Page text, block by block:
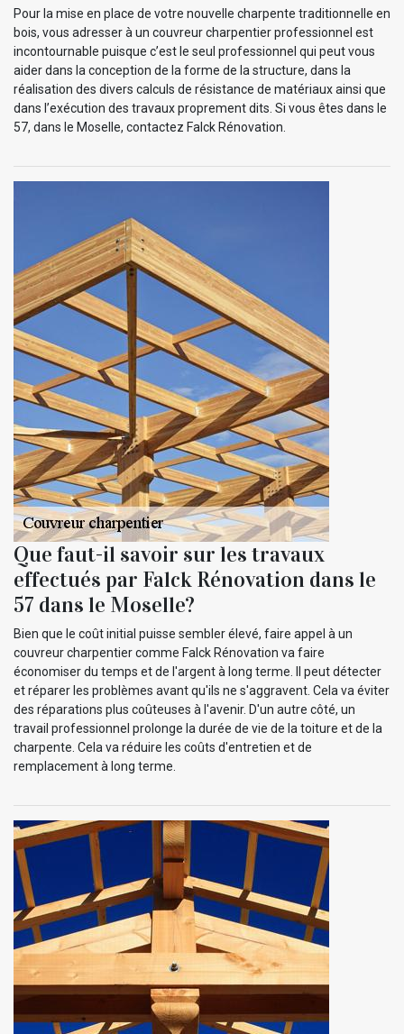
Pour la mise en place de votre nouvelle charpente traditionnelle en
bois, vous adresser à un couvreur charpentier professionnel est
incontournable puisque c’est le seul professionnel qui peut vous
aider dans la conception de la forme de la structure, dans la
réalisation des divers calculs de résistance de matériaux ainsi que
dans l’exécution des travaux proprement dits. Si vous êtes dans le
57, dans le Moselle, contactez Falck Rénovation.
Que faut-il savoir sur les travaux
effectués par Falck Rénovation dans le
57 dans le Moselle?
Bien que le coût initial puisse sembler élevé, faire appel à un
couvreur charpentier comme Falck Rénovation va faire
économiser du temps et de l'argent à long terme. Il peut détecter
et réparer les problèmes avant qu'ils ne s'aggravent. Cela va éviter
des réparations plus coûteuses à l'avenir. D'un autre côté, un
travail professionnel prolonge la durée de vie de la toiture et de la
charpente. Cela va réduire les coûts d'entretien et de
remplacement à long terme.